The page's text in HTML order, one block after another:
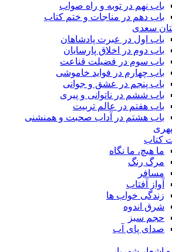
باب نهم در توبه و راه صواب
باب دهم در مناجات و ختم کتاب
سعدی
باب اول در عبرت پادشاهان
باب دوم در اخلاق پارسایان
باب سوم در فضیلت قناعت
باب چهارم در فواید خاموشى
باب پنجم در عشق و جوانى
باب ششم در ناتوانى و پیرى
باب هفتم در عالم تربیت
باب هشتم در آداب صحبت و همنشنى
کتاب
ما هیچ، ما نگاه
مرگ رنگ
مسافر
آواز آفتاب
زندگی خواب ها
شرق اندوه
حجم سبز
صدای پای آب